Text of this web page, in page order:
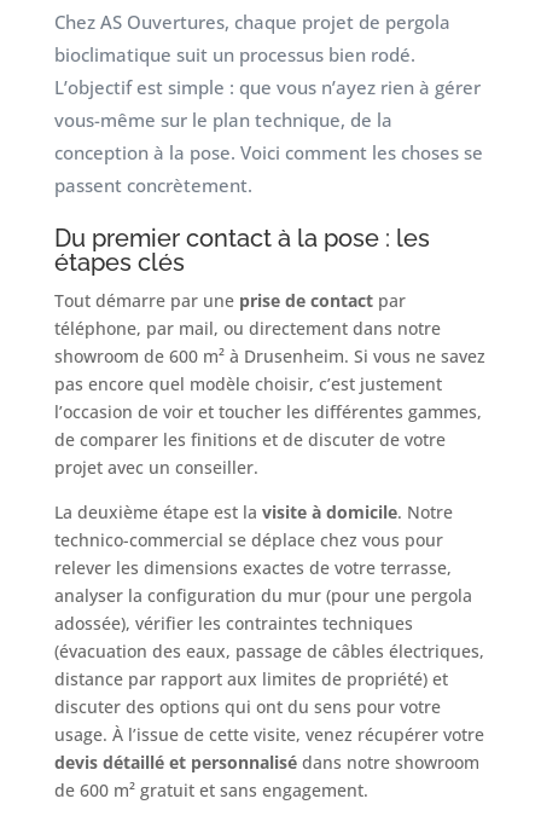
Chez AS Ouvertures, chaque projet de pergola
bioclimatique suit un processus bien rodé.
L’objectif est simple : que vous n’ayez rien à gérer
vous-même sur le plan technique, de la
conception à la pose. Voici comment les choses se
passent concrètement.
Du premier contact à la pose : les
étapes clés
Tout démarre par une prise de contactpar
téléphone, par mail, ou directement dans notre
showroom de 600 m² à Drusenheim. Si vous ne savez
pas encore quel modèle choisir, c’est justement
l’occasion de voir et toucher les différentes gammes,
de comparer les finitions et de discuter de votre
projet avec un conseiller.
La deuxième étape est la visite à domicile. Notre
technico-commercial se déplace chez vous pour
relever les dimensions exactes de votre terrasse,
analyser la configuration du mur (pour une pergola
adossée), vérifier les contraintes techniques
(évacuation des eaux, passage de câbles électriques,
distance par rapport aux limites de propriété) et
discuter des options qui ont du sens pour votre
usage. À l’issue de cette visite, venez récupérer votre
devis détaillé et personnalisédans notre showroom
de 600 m² gratuit et sans engagement.